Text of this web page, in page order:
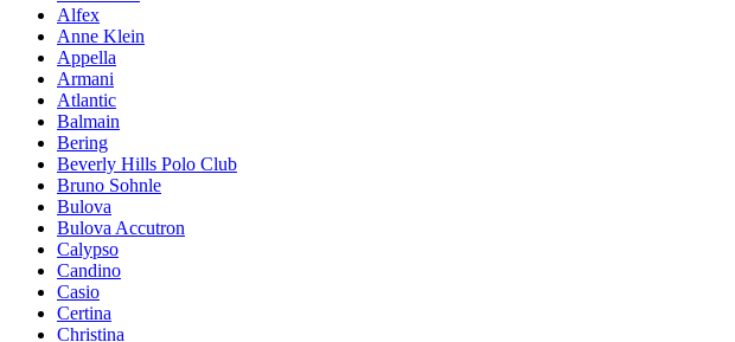
Alfex
Anne Klein
Appella
Armani
Atlantic
Balmain
Bering
Beverly Hills Polo Club
Bruno Sohnle
Bulova
Bulova Accutron
Calypso
Candino
Casio
Certina
Christina